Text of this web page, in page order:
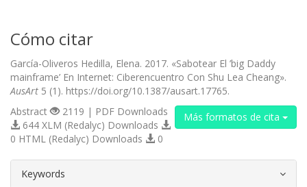
Cómo citar
García-Oliveros Hedilla, Elena. 2017. «Sabotear El ’big Daddy
mainframe’ En Internet: Ciberencuentro Con Shu Lea Cheang».
AusArt 5 (1). https://doi.org/10.1387/ausart.17765.
Más formatos de cita
Abstract
2119 | PDF Downloads
644 XLM (Redalyc) Downloads
0 HTML (Redalyc) Downloads
0
Keywords